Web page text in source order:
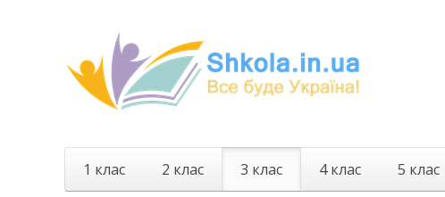
1 клас 2 клас 3 клас 4 клас 5 клас